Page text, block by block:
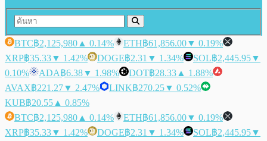
BTC฿2,125,980 ▲ 0.14% ETH฿61,856.00▼ 0.19%
XRP฿35.33▼ 1.42% DOGE฿2.31 ▼ 1.34% SOL฿2,445.95▼
0.10%
ADA฿6.38▼ 1.98% DOT฿28.33 ▲ 1.88%
AVAX฿221.27▼ 2.47% LINK฿270.25▼ 0.52%
KUB฿20.55 ▲ 0.85%
BTC฿2,125,980 ▲ 0.14% ETH฿61,856.00▼ 0.19%
XRP฿35.33▼ 1.42% DOGE฿2.31 ▼ 1.34% SOL฿2,445.95▼